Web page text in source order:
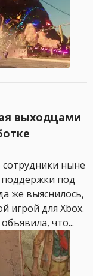
выходцами
сотрудники ныне
под
же выяснилось,
игрой для Xbox.
что...